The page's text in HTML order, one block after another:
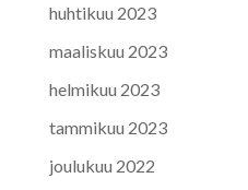
huhtikuu 2023
maaliskuu 2023
helmikuu 2023
tammikuu 2023
joulukuu 2022